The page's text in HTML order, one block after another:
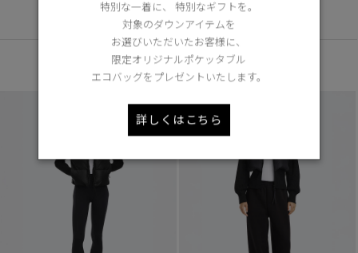
DETAIL
あなたへのおすすめ
特別な一着に、 特別なギフトを。
対象のダウンアイテムを
お選びいただいたお客様に、
限定オリジナルポケッタブル
エコバッグをプレゼントいたします。
詳しくはこちら